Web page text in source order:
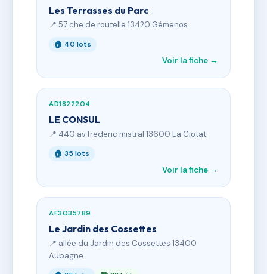
Les Terrasses du Parc
📍 57 che de routelle 13420 Gémenos
🏠 40 lots
Voir la fiche →
AD1822204
LE CONSUL
📍 440 av frederic mistral 13600 La Ciotat
🏠 35 lots
Voir la fiche →
AF3035789
Le Jardin des Cossettes
📍 allée du Jardin des Cossettes 13400
Aubagne